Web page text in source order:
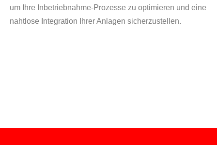
um Ihre Inbetriebnahme-Prozesse zu optimieren und eine
nahtlose Integration Ihrer Anlagen sicherzustellen.